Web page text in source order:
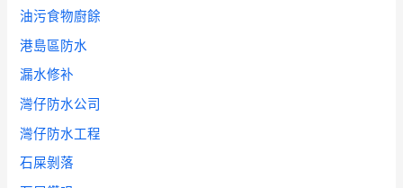
油污食物廚餘
港島區防水
漏水修补
灣仔防水公司
灣仔防水工程
石屎剝落